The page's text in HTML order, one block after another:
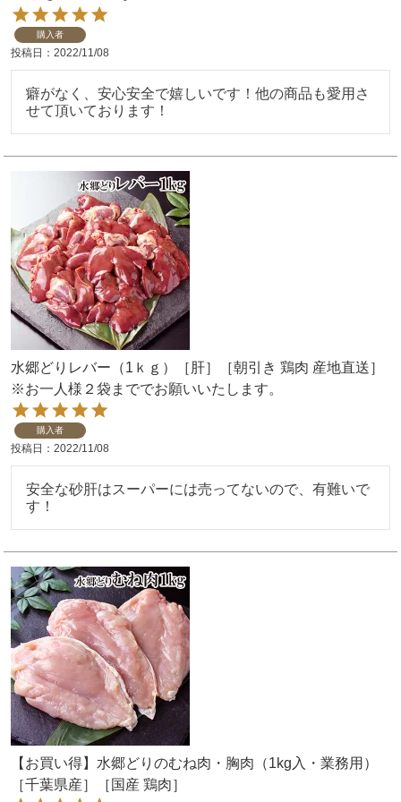
購入者
投稿日 2022/11/08
癖がなく、安心安全で嬉しいです！他の商品も愛用さ
せて頂いております！
水郷どりレバー（1ｋｇ）［肝］［朝引き 鶏肉 産地直送］
※お一人様２袋まででお願いいたします。
購入者
投稿日 2022/11/08
安全な砂肝はスーパーには売ってないので、有難いで
す！
【お買い得】水郷どりのむね肉・胸肉（1kg入・業務用）
［千葉県産］［国産 鶏肉］